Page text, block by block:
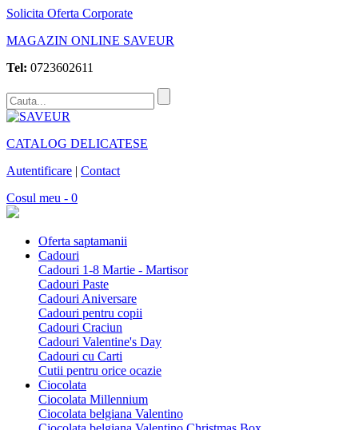
Solicita Oferta Corporate
MAGAZIN ONLINE SAVEUR
Tel: 0723602611
CATALOG DELICATESE
Autentificare | Contact
Cosul meu - 0
Oferta saptamanii
Cadouri
Cadouri 1-8 Martie - Martisor
Cadouri Paste
Cadouri Aniversare
Cadouri pentru copii
Cadouri Craciun
Cadouri Valentine's Day
Cadouri cu Carti
Cutii pentru orice ocazie
Ciocolata
Ciocolata Millennium
Ciocolata belgiana Valentino